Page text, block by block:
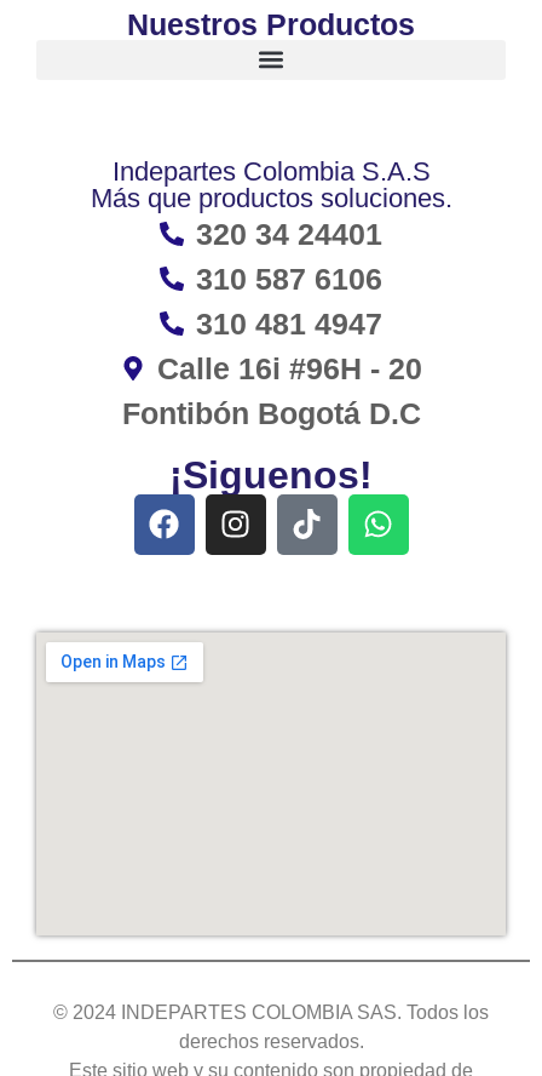
Nuestros Productos
Indepartes Colombia S.A.S
Más que productos soluciones.
320 34 24401
310 587 6106
310 481 4947
Calle 16i #96H - 20
Fontibón Bogotá D.C
¡Siguenos!
© 2024 INDEPARTES COLOMBIA SAS. Todos los
derechos reservados.
Este sitio web y su contenido son propiedad de